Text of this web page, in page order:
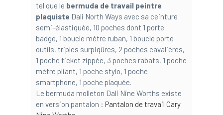
tel que le bermuda de travail peintre
plaquiste Dali North Ways avec sa ceinture
semi-élastiquée, 10 poches dont 1 porte
badge, 1 boucle mètre ruban, 1 boucle porte
outils, triples surpiqûres, 2 poches cavalières,
1 poche ticket zippée, 3 poches rabats, 1 poche
mètre pliant, 1 poche stylo, 1 poche
smartphone, 1 poche plaquée.
Le bermuda molleton Dali Nine Worths existe
en version pantalon : Pantalon de travail Cary